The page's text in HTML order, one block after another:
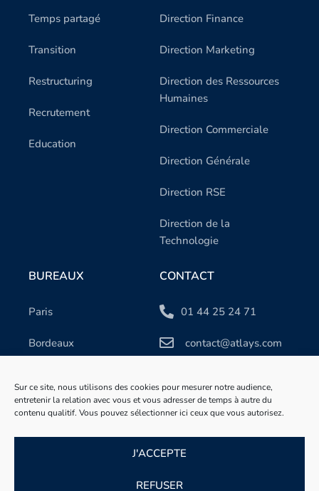
Sur ce site, nous utilisons des cookies pour mesurer notre audience,
entretenir la relation avec vous et vous adresser de temps à autre du
contenu qualitif. Vous pouvez sélectionner ici ceux que vous autorisez.
J'ACCEPTE
REFUSER
Temps partagé
Transition
Restructuring
Recrutement
Education
Direction Finance
Direction Marketing
Direction des Ressources
Humaines
Direction Commerciale
Direction Générale
Direction RSE
Direction de la
Technologie
BUREAUX
Paris
Bordeaux
CONTACT
01 44 25 24 71
contact@atlays.com